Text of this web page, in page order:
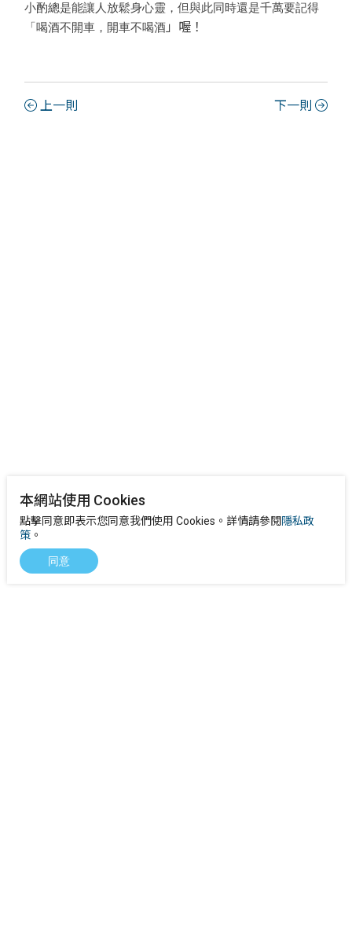
小酌總是能讓人放鬆身心靈，但與此同時還是千萬要記得
「喝酒不開車，開車不喝酒 」喔！
上一則 下一則
本網站使用 Cookies
點擊同意即表示您同意我們使用 Cookies。詳情請參閱 隱私政
策。
同意